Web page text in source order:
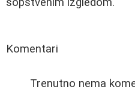
Komentari
Trenutno nema